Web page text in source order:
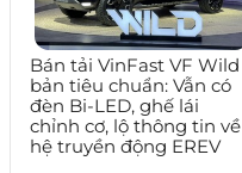
Bán tải VinFast VF Wild
bản tiêu chuẩn: Vẫn có
đèn Bi-LED, ghế lái
chỉnh cơ, lộ thông tin về
hệ truyền động EREV